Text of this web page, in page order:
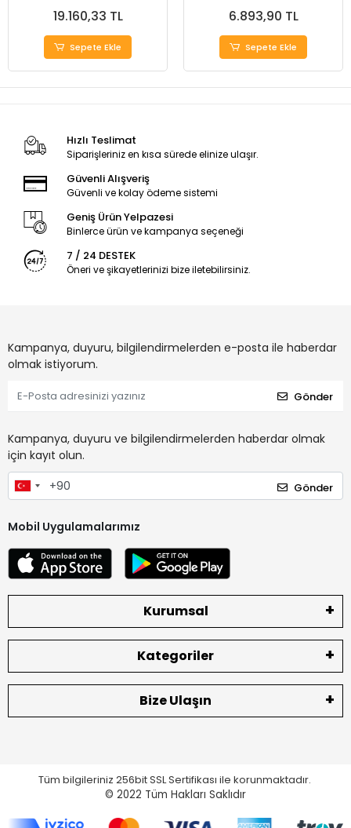
19.160,33 TL
Sepete Ekle
6.893,90 TL
Sepete Ekle
Hızlı Teslimat
Siparişleriniz en kısa sürede elinize ulaşır.
Güvenli Alışveriş
Güvenli ve kolay ödeme sistemi
Geniş Ürün Yelpazesi
Binlerce ürün ve kampanya seçeneği
7 / 24 DESTEK
Öneri ve şikayetlerinizi bize iletebilirsiniz.
Kampanya, duyuru, bilgilendirmelerden e-posta ile haberdar
olmak istiyorum.
Gönder
Kampanya, duyuru ve bilgilendirmelerden haberdar olmak
için kayıt olun.
Gönder
Mobil Uygulamalarımız
Kurumsal
Kategoriler
Bize Ulaşın
Tüm bilgileriniz 256bit SSL Sertifikası ile korunmaktadır.
© 2022 Tüm Hakları Saklıdır